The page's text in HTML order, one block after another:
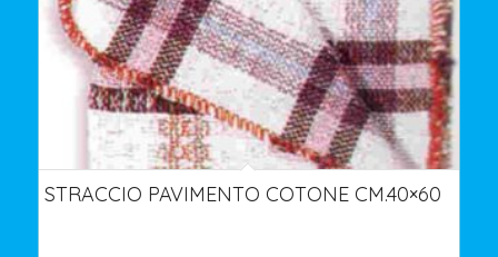
STRACCIO PAVIMENTO COTONE CM.40×60